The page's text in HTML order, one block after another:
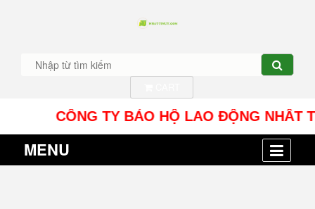
CÔNG TY BẢO HỘ LAO ĐỘNG NHÂT
MENU